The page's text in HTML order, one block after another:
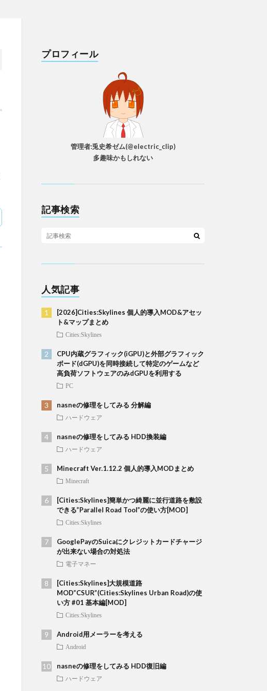
プロフィール
管理者:兎史希ゼム(@electric_clip)
多趣味かもしれない
記事検索
人気記事
[2026]Cities:Skylines 個人的導入MOD&アセッ
ト&マップまとめ
Cities:Skylines
CPU内蔵グラフィック(iGPU)と外部グラフィック
ボード(dGPU)を同時接続して特定のゲームなど
高負荷ソフトウェアのみdGPUを利用する
PC
nasneの修理をしてみる 分解編
ハードウェア
nasneの修理をしてみる HDD換装編
ハードウェア
Minecraft Ver.1.12.2 個人的導入MODまとめ
Minecraft
[Cities:Skylines]簡単かつ綺麗に並行道路を敷設
できる”Parallel Road Tool”の使い方[MOD]
Cities:Skylines
GooglePayのSuicaにクレジットカードチャージ
が出来ない場合の対処法
電子マネー
[Cities:Skylines]大規模道路
MOD”CSUR”(Cities:Skylines Urban Road)の使
い方 #01 基本編[MOD]
Cities:Skylines
Android用メーラーを考える
Android
nasneの修理をしてみる HDD復旧編
ハードウェア